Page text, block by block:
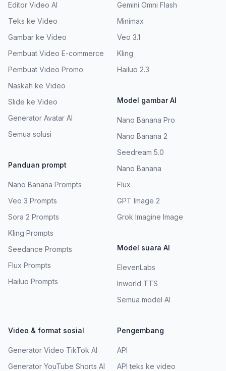
Editor Video AI
Teks ke Video
Gambar ke Video
Pembuat Video E-commerce
Pembuat Video Promo
Naskah ke Video
Slide ke Video
Generator Avatar AI
Semua solusi
Panduan prompt
Nano Banana Prompts
Veo 3 Prompts
Sora 2 Prompts
Kling Prompts
Seedance Prompts
Flux Prompts
Hailuo Prompts
Gemini Omni Flash
Minimax
Veo 3.1
Kling
Hailuo 2.3
Model gambar AI
Nano Banana Pro
Nano Banana 2
Seedream 5.0
Nano Banana
Flux
GPT Image 2
Grok Imagine Image
Model suara AI
ElevenLabs
Inworld TTS
Semua model AI
Video & format sosial
Generator Video TikTok AI
Generator YouTube Shorts AI
Pengembang
API
API teks ke video